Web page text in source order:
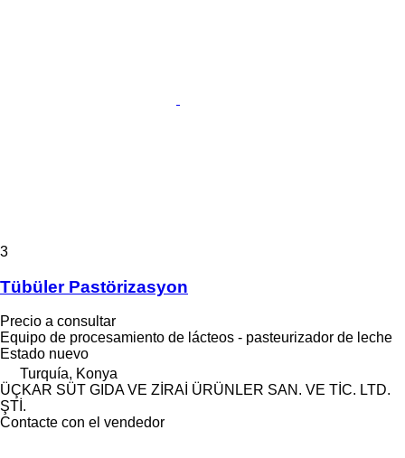
3
Tübüler Pastörizasyon
Precio a consultar
Equipo de procesamiento de lácteos - pasteurizador de leche
Estado nuevo
Turquía, Konya
ÜÇKAR SÜT GIDA VE ZİRAİ ÜRÜNLER SAN. VE TİC. LTD.
ŞTİ.
Contacte con el vendedor